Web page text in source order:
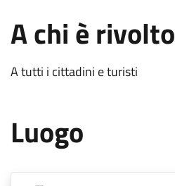
A chi è rivolto
A tutti i cittadini e turisti
Luogo